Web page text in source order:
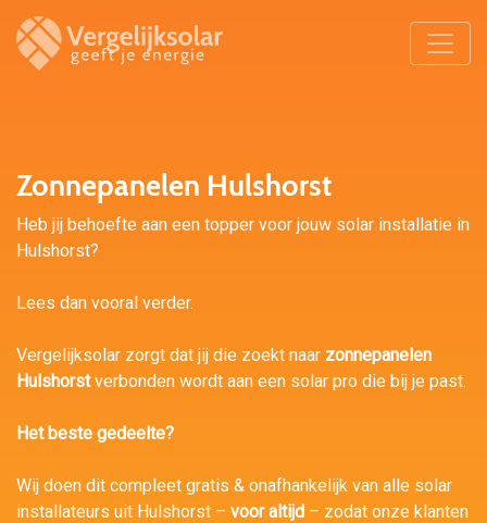
Zonnepanelen Hulshorst
Heb jij behoefte aan een topper voor jouw solar installatie in
Hulshorst?
Lees dan vooral verder.
Vergelijksolar zorgt dat jij die zoekt naar zonnepanelen
Hulshorstverbonden wordt aan een solar pro die bij je past.
Het beste gedeelte?
Wij doen dit compleet gratis & onafhankelijk van alle solar
installateurs uit Hulshorst – voor altijd – zodat onze klanten